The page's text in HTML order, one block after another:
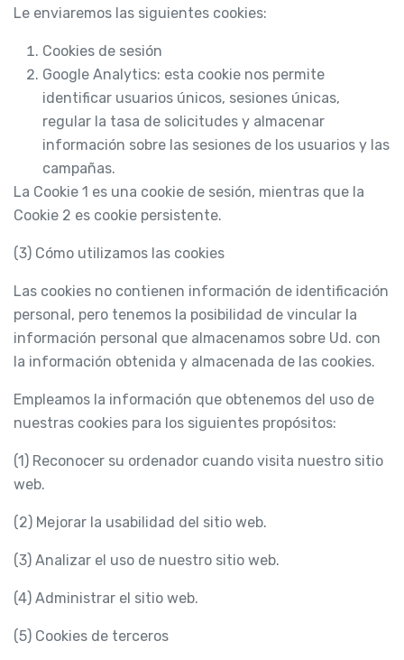
Le enviaremos las siguientes cookies:
Cookies de sesión
Google Analytics: esta cookie nos permite
identificar usuarios únicos, sesiones únicas,
regular la tasa de solicitudes y almacenar
información sobre las sesiones de los usuarios y las
campañas.
La Cookie 1 es una cookie de sesión, mientras que la
Cookie 2 es cookie persistente.
(3) Cómo utilizamos las cookies
Las cookies no contienen información de identificación
personal, pero tenemos la posibilidad de vincular la
información personal que almacenamos sobre Ud. con
la información obtenida y almacenada de las cookies.
Empleamos la información que obtenemos del uso de
nuestras cookies para los siguientes propósitos:
(1) Reconocer su ordenador cuando visita nuestro sitio
web.
(2) Mejorar la usabilidad del sitio web.
(3) Analizar el uso de nuestro sitio web.
(4) Administrar el sitio web.
(5) Cookies de terceros